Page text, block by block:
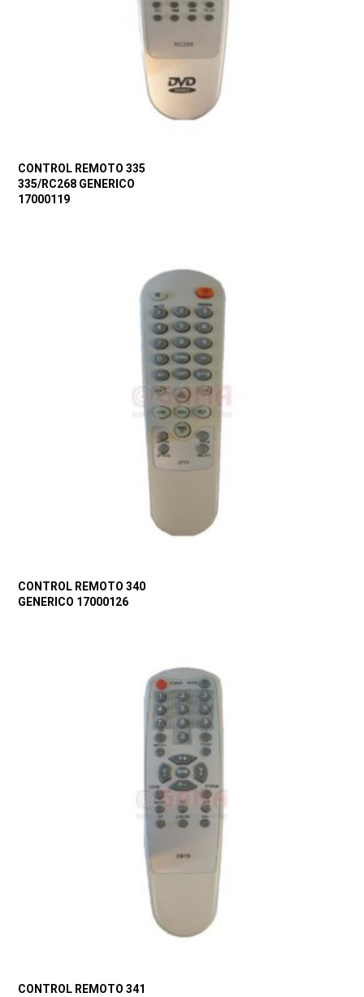
CONTROL REMOTO 335
335/RC268 GENERICO
17000119
CONTROL REMOTO 340
GENERICO 17000126
CONTROL REMOTO 341